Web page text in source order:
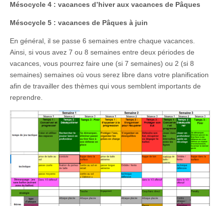
Mésocycle 4 : vacances d’hiver aux vacances de Pâques
Mésocycle 5 : vacances de Pâques à juin
En général, il se passe 6 semaines entre chaque vacances.
Ainsi, si vous avez 7 ou 8 semaines entre deux périodes de
vacances, vous pourrez faire une (si 7 semaines) ou 2 (si 8
semaines) semaines où vous serez libre dans votre planification
afin de travailler des thèmes qui vous semblent importants de
reprendre.